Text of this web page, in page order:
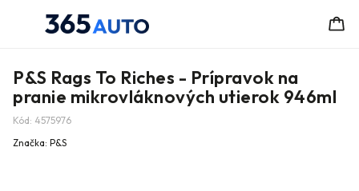
P&S Rags To Riches - Prípravok na
pranie mikrovláknových utierok 946ml
Kód: 4575976
Značka: P&S